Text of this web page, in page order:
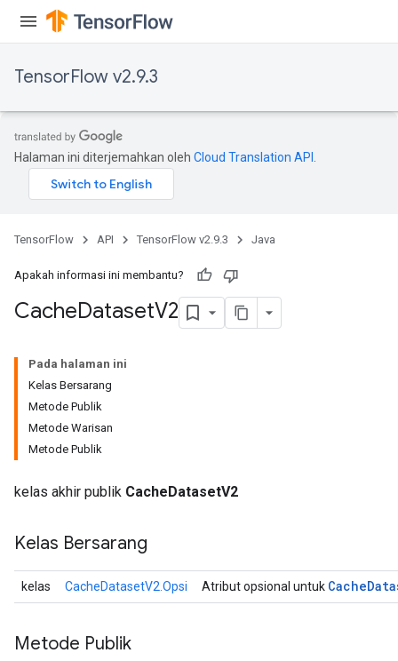
TensorFlow v2.9.3
Halaman ini diterjemahkan oleh Cloud Translation API
TensorFlow API TensorFlow v2.9.3 Java
Apakah informasi ini membantu?
CacheDatasetV2
Pada halaman ini
Kelas Bersarang
Metode Publik
Metode Warisan
Metode Publik
kelas akhir publik CacheDatasetV2
Kelas Bersarang
kelas CacheDatasetV2.Opsi Atribut opsional untuk Cache
Metode Publik